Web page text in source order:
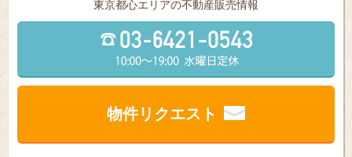
東京都⼼エリアの不動産販売情報
物件リクエスト